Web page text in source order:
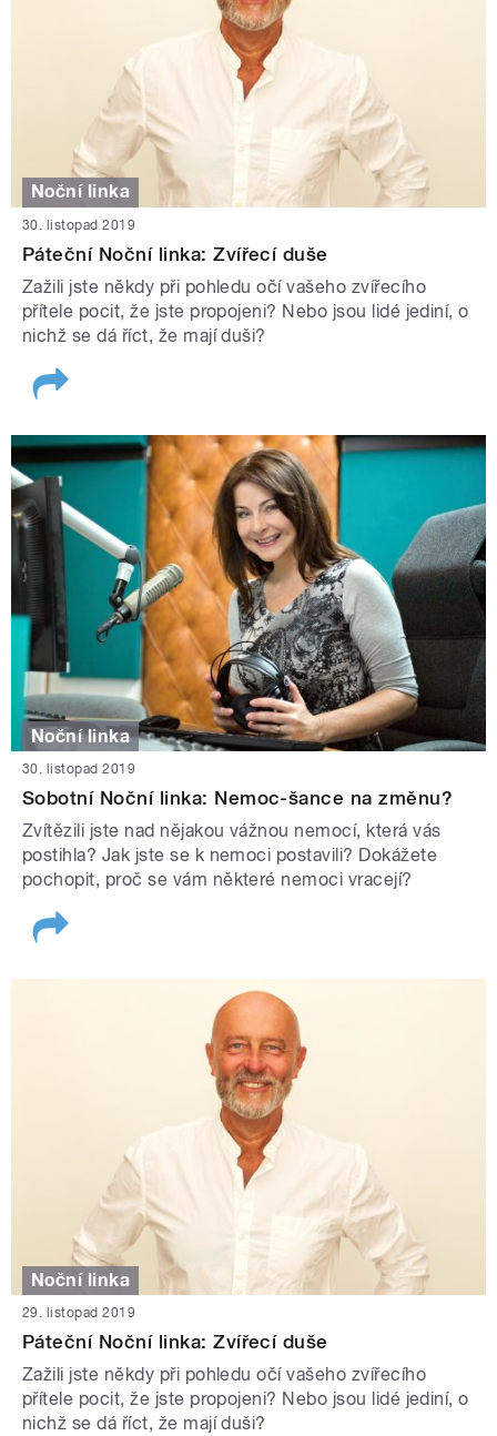
Noční linka
30. listopad 2019
Páteční Noční linka: Zvířecí duše
Zažili jste někdy při pohledu očí vašeho zvířecího
přítele pocit, že jste propojeni? Nebo jsou lidé jediní, o
nichž se dá říct, že mají duši?
Noční linka
30. listopad 2019
Sobotní Noční linka: Nemoc-šance na změnu?
Zvítězili jste nad nějakou vážnou nemocí, která vás
postihla? Jak jste se k nemoci postavili? Dokážete
pochopit, proč se vám některé nemoci vracejí?
Noční linka
29. listopad 2019
Páteční Noční linka: Zvířecí duše
Zažili jste někdy při pohledu očí vašeho zvířecího
přítele pocit, že jste propojeni? Nebo jsou lidé jediní, o
nichž se dá říct, že mají duši?